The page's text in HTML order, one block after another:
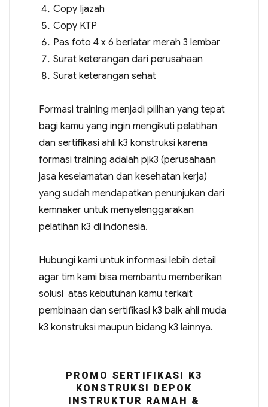
Copy Ijazah
Copy KTP
Pas foto 4 x 6 berlatar merah 3 lembar
Surat keterangan dari perusahaan
Surat keterangan sehat
Formasi training menjadi pilihan yang tepat
bagi kamu yang ingin mengikuti pelatihan
dan sertifikasi ahli k3 konstruksi karena
formasi training adalah pjk3 (perusahaan
jasa keselamatan dan kesehatan kerja)
yang sudah mendapatkan penunjukan dari
kemnaker untuk menyelenggarakan
pelatihan k3 di indonesia.
Hubungi kami untuk informasi lebih detail
agar tim kami bisa membantu memberikan
solusi atas kebutuhan kamu terkait
pembinaan dan sertifikasi k3 baik ahli muda
k3 konstruksi maupun bidang k3 lainnya.
PROMO SERTIFIKASI K3
KONSTRUKSI DEPOK
INSTRUKTUR RAMAH &